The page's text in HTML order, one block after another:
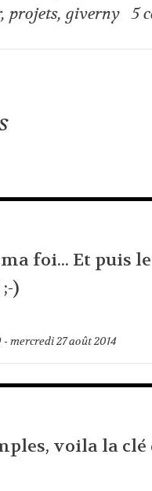
,projets,giverny 5
foi... Et puis
)
- mercredi 27août 2014
voila la clé